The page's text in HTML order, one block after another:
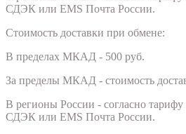
СДЭК или EMS Почта России.
Стоимость доставки при обмене:
В пределах МКАД - 500 руб.
За пределы МКАД - стоимость
В регионы России - согласно
СДЭК или EMS Почта России.